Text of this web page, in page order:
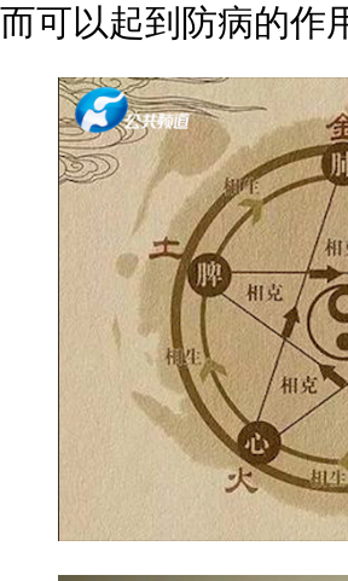
而可以起到防病的作